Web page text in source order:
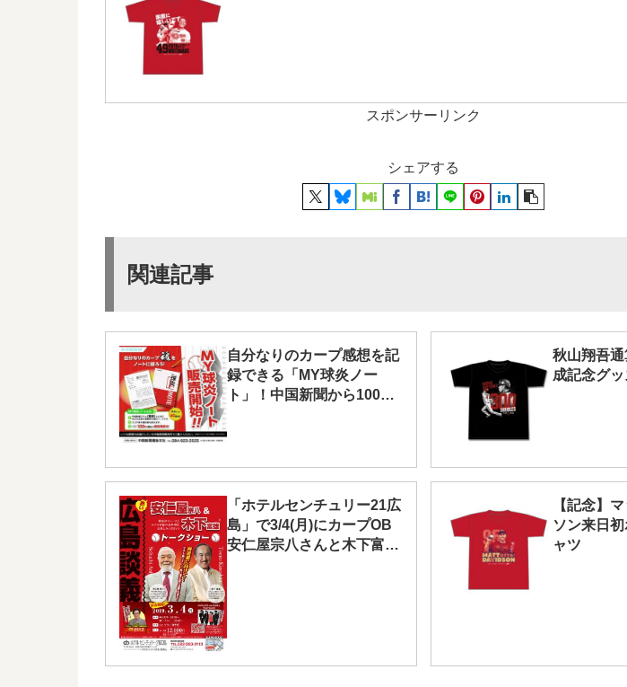
スポンサーリンク
シェアする
関連記事
自分なりのカープ感想を記
録できる「MY球炎ノー
ト」！中国新聞から100円
秋山翔吾
成記念グッ
「ホテルセンチュリー21広
島」で3/4(月)にカープOB
安仁屋宗八さんと木下富雄
【記念】
ソン来日
ャツ